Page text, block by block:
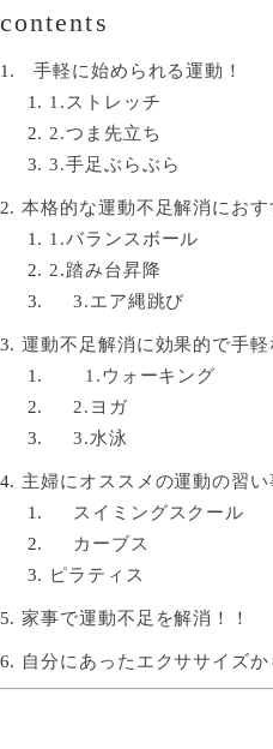
contents
手軽に始められる運動！
1.ストレッチ
2.つま先立ち
3.手足ぶらぶら
本格的な運動不足解消にお
1.バランスボール
2.踏み台昇降
3.エア縄跳び
運動不足解消に効果的で手軽
1.ウォーキング
2.ヨガ
3.水泳
主婦にオススメの運動の習
スイミングスクール
カーブス
ピラティス
家事で運動不足を解消！！
自分にあったエクササイズか